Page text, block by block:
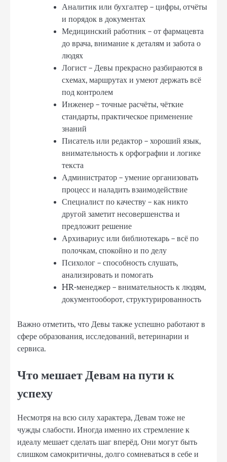
Аналитик или бухгалтер – цифры, отчёты
и порядок в документах
Медицинский работник – от фармацевта
до врача, внимание к деталям и забота о
людях
Логист – Девы прекрасно разбираются в
схемах, маршрутах и умеют держать всё
под контролем
Инженер – точные расчёты, чёткие
стандарты, практическое применение
знаний
Писатель или редактор – хороший язык,
внимательность к орфографии и логике
текста
Администратор – умение организовать
процесс и наладить взаимодействие
Специалист по качеству – как никто
другой заметит несовершенства и
предложит решение
Архивариус или библиотекарь – всё по
полочкам, спокойно и по делу
Психолог – способность слушать,
анализировать и помогать
HR-менеджер – внимательность к людям,
документооборот, структурированность
Важно отметить, что Девы также успешно работают в
сфере образования, исследований, ветеринарии и
сервиса.
Что мешает Девам на пути к
успеху
Несмотря на всю силу характера, Девам тоже не
чужды слабости. Иногда именно их стремление к
идеалу мешает сделать шаг вперёд. Они могут быть
слишком самокритичны, долго сомневаться в себе и